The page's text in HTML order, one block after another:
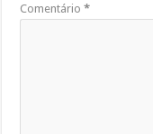
Comentário*